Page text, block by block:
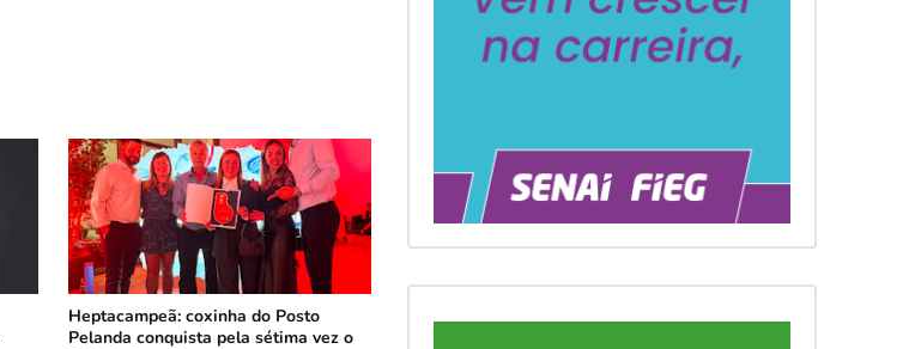
Heptacampeã: coxinha do Posto
Pelanda conquista pela sétima vez o